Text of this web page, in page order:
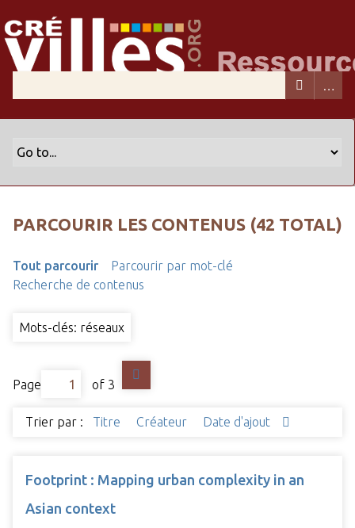
PARCOURIR LES CONTENUS (42 TOTAL)
Tout parcourir
Parcourir par mot-clé
Recherche de contenus
Mots-clés: réseaux
Page of 3
Trier par : Titre Créateur Date d'ajout
Footprint : Mapping urban complexity in an
Asian context